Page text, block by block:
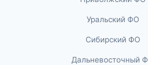
Уральский ФО
Сибирский ФО
Дальневосточный